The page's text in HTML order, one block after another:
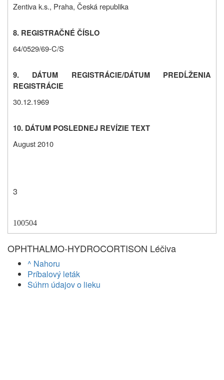
Zentiva k.s., Praha, Česká republika
8. REGISTRAČNÉ ČÍSLO
64/0529/69-C/S
9. DÁTUM REGISTRÁCIE/DÁTUM PREDĹŽENIA
REGISTRÁCIE
30.12.1969
10. DÁTUM POSLEDNEJ REVÍZIE TEXT
August 2010
3
100504
OPHTHALMO-HYDROCORTISON Léčiva
^ Nahoru
Príbalový leták
Súhrn údajov o lieku